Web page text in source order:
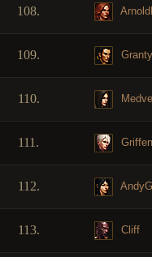
108.
109. Granty
110.
111. Griffen
112. AndyG
113. Cliff